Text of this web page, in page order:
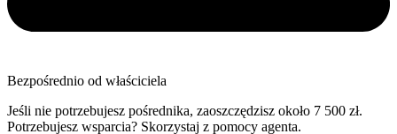
Bezpośrednio od właściciela
Jeśli nie potrzebujesz pośrednika, zaoszczędzisz około 7 500 zł.
Potrzebujesz wsparcia? Skorzystaj z pomocy agenta.